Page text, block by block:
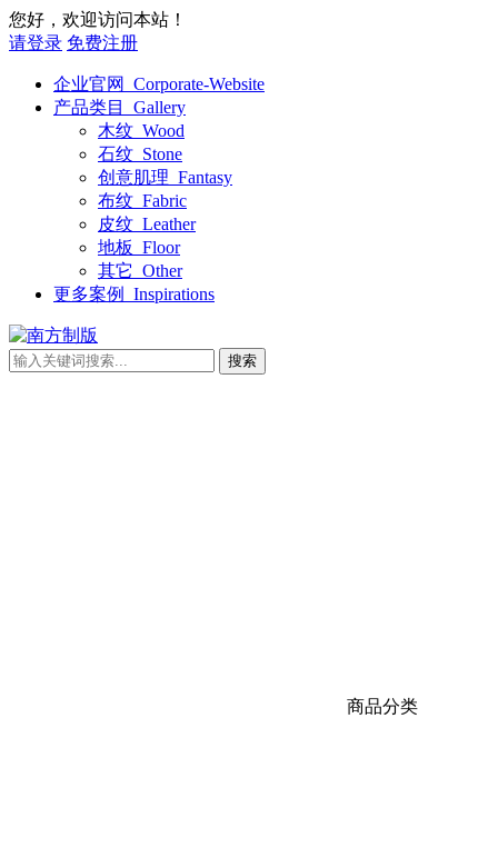
您好，欢迎访问本站！
请登录 免费注册
企业官网_Corporate-Website
产品类目_Gallery
木纹_Wood
石纹_Stone
创意肌理_Fantasy
布纹_Fabric
皮纹_Leather
地板_Floor
其它_Other
更多案例_Inspirations
商品分类